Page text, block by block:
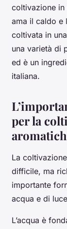
coltivazione in
ama il caldo e
coltivata in
una varietà di
ed è un
italiana.
per la
La
difficile, ma
importante
acqua e di
L’acqua è